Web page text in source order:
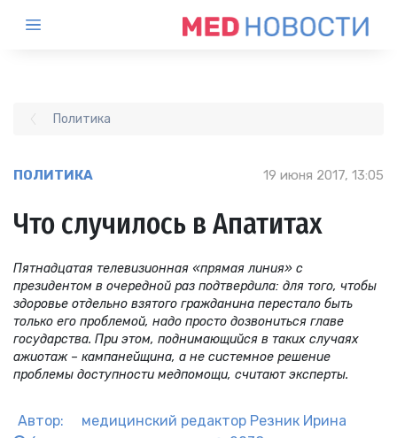
Политика
ПОЛИТИКА 19 июня 2017, 13:05
Что случилось в Апатитах
Пятнадцатая телевизионная «прямая линия» с
президентом в очередной раз подтвердила: для того, чтобы
здоровье отдельно взятого гражданина перестало быть
только его проблемой, надо просто дозвониться главе
государства. При этом, поднимающийся в таких случаях
ажиотаж – кампанейщина, а не системное решение
проблемы доступности медпомощи, считают эксперты.
Автор: медицинский редактор Резник Ирина